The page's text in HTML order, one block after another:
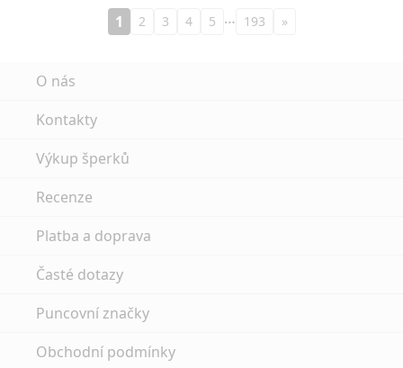
1 2 3 4 5 … 193 »
O nás
Kontakty
Výkup šperků
Recenze
Platba a doprava
Časté dotazy
Puncovní značky
Obchodní podmínky